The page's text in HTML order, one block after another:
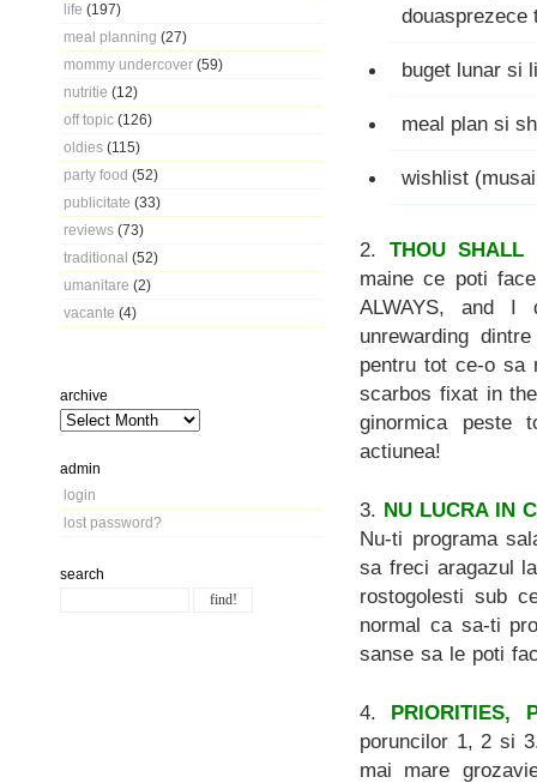
life (197)
meal planning (27)
mommy undercover (59)
nutritie (12)
off topic (126)
oldies (115)
party food (52)
publicitate (33)
reviews (73)
traditional (52)
umanitare (2)
vacante (4)
archive
admin
login
lost password?
search
douasprezece
buget lunar si
meal plan si
wishlist
2. THOU SHALL
maine ce poti
ALWAYS, and I
unrewarding
pentru tot ce-o sa
scarbos fixat in
ginormica peste
actiunea!
3. NU LUCRA IN
Nu-ti programa
sa freci aragazul
rostogolesti sub
normal ca sa-ti
sanse sa le poti
4. PRIORITIES,
poruncilor 1, 2 si
mai mare